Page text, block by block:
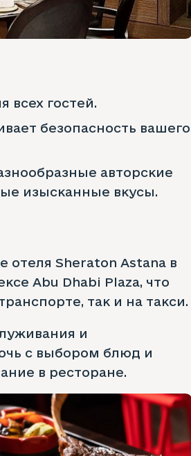
всех гостей.
безопасность вашего
авторские
изысканные вкусы.
отеля Sheraton Astana в
Abu Dhabi Plaza, что
так и на такси.
и
с выбором блюд и
в ресторане.